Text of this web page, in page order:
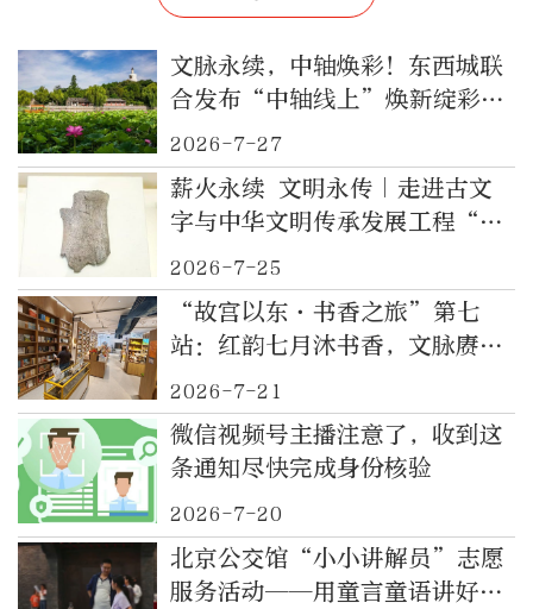
文脉永续，中轴焕彩！东西城联
合发布“中轴线上”焕新绽彩行
动计划（2026—2028年）
2026-7-27
薪火永续 文明永传｜走进古文
字与中华文明传承发展工程“十
四五”成果展
2026-7-25
“故宫以东·书香之旅”第七
站：红韵七月沐书香，文脉赓续
润东城
2026-7-21
微信视频号主播注意了，收到这
条通知尽快完成身份核验
2026-7-20
北京公交馆“小小讲解员”志愿
服务活动——用童言童语讲好百